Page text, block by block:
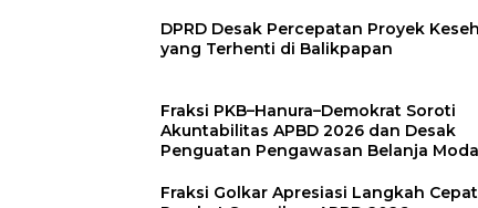
DPRD Desak Percepatan Proyek
yang Terhenti di Balikpapan
Fraksi PKB–Hanura–Demokrat Soroti
Akuntabilitas APBD 2026 dan Desak
Penguatan Pengawasan Belanja
Fraksi Golkar Apresiasi Langkah Cepat